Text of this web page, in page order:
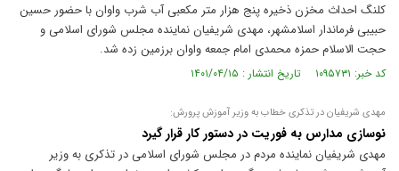
کلنگ احداث مخزن ذخیره پنج هزار متر مکعبی آب شرب واوان با حضور حسین
حبیبی فرماندار اسلامشهر، مهدی شریفیان نماینده مجلس شورای اسلامی و
حجت الاسلام حمزه محمدی امام جمعه واوان برزمین زده شد.
کد خبر: ۱۰۹۵۷۳۱ تاریخ انتشار : ۱۴۰۱/۰۴/۱۵
مهدی شریفیان در تذکری خطاب به وزیر آموزش پرورش:
نوسازی مدارس به فوریت در دستور کار قرار گیرد
مهدی شریفیان نماینده مردم در مجلس شورای اسلامی در تذکری به وزیر